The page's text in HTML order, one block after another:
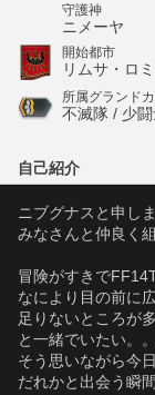
守護神
ニメーヤ
開始都市
リムサ・ロ
所属グランド
不滅隊 / 少
自己紹介
ニブグナスと申しま
みなさんと仲良く
冒険がすきで
なにより目の前に
足りないところが
と一緒でいたい。。
そう思いながら今
だれかと出会う瞬